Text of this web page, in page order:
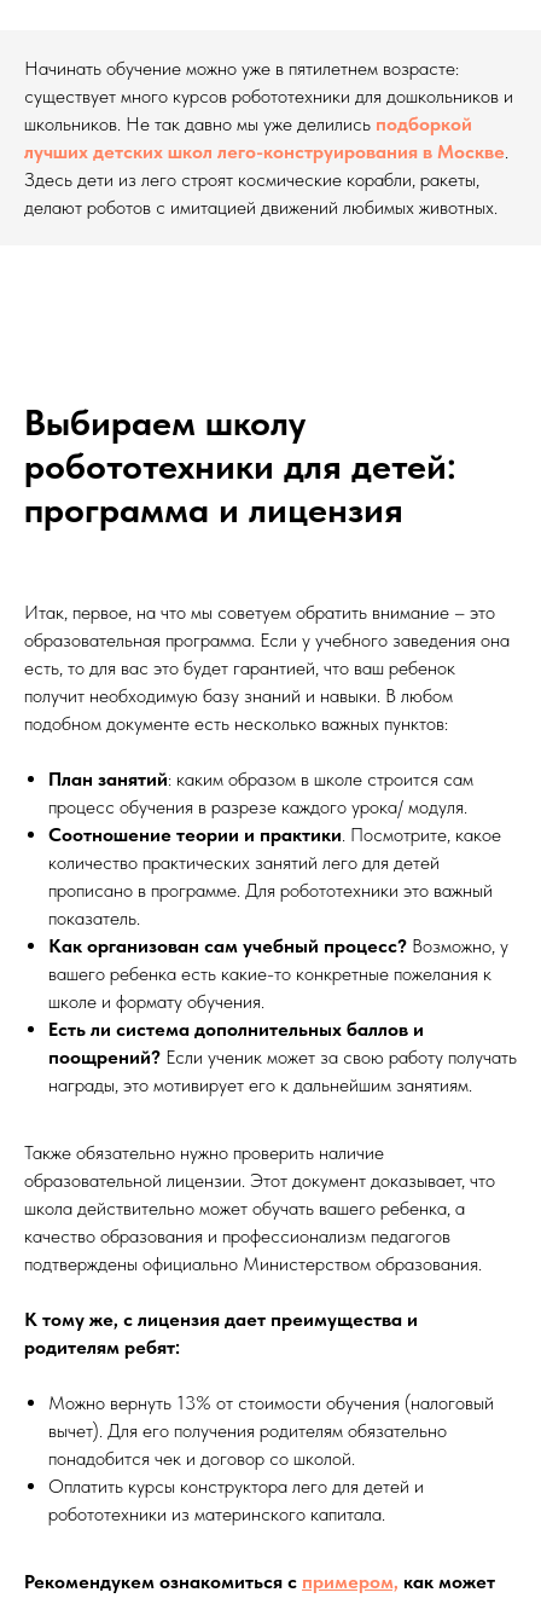
Начинать обучение можно уже в пятилетнем возрасте:
существует много курсов робототехники для дошкольников и
школьников. Не так давно мы уже делились подборкой
лучших детских школ лего-конструирования в Москве.
Здесь дети из лего строят космические корабли, ракеты,
делают роботов с имитацией движений любимых животных.
Выбираем школу
робототехники для детей:
программа и лицензия
Итак, первое, на что мы советуем обратить внимание – это
образовательная программа. Если у учебного заведения она
есть, то для вас это будет гарантией, что ваш ребенок
получит необходимую базу знаний и навыки. В любом
подобном документе есть несколько важных пунктов:
План занятий: каким образом в школе строится сам
процесс обучения в разрезе каждого урока/ модуля.
Соотношение теории и практики. Посмотрите, какое
количество практических занятий лего для детей
прописано в программе. Для робототехники это важный
показатель.
Как организован сам учебный процесс? Возможно, у
вашего ребенка есть какие-то конкретные пожелания к
школе и формату обучения.
Есть ли система дополнительных баллов и
поощрений? Если ученик может за свою работу получать
награды, это мотивирует его к дальнейшим занятиям.
Также обязательно нужно проверить наличие
образовательной лицензии. Этот документ доказывает, что
школа действительно может обучать вашего ребенка, а
качество образования и профессионализм педагогов
подтверждены официально Министерством образования.
К тому же, с лицензия дает преимущества и
родителям ребят:
Можно вернуть 13% от стоимости обучения (налоговый
вычет). Для его получения родителям обязательно
понадобится чек и договор со школой.
Оплатить курсы конструктора лего для детей и
робототехники из материнского капитала.
Рекомендукем ознакомиться с примером, как может